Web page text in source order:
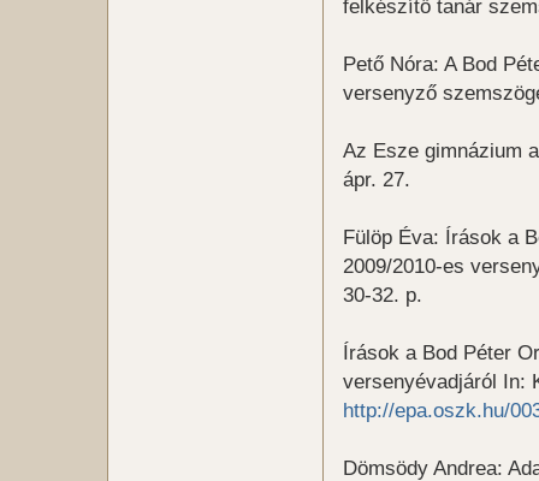
felkészítő tanár
Pető Nóra: A Bod
versenyző
Az Esze gimnázium
ápr. 27.
Fülöp Éva: Írások a
2009/2010-es
30-32. p.
Írások a Bod Péter
versenyévadjáról In:
http://epa.oszk.hu/
Dömsödy Andrea: